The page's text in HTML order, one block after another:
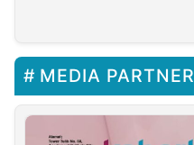
MEDIA PARTNER